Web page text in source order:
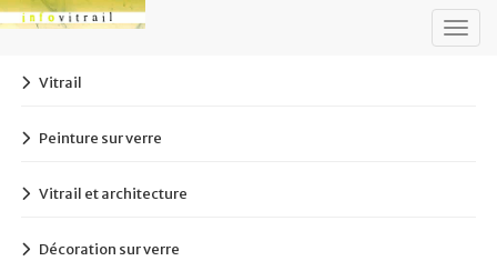
Vitrail
Peinture sur verre
Vitrail et architecture
Décoration sur verre